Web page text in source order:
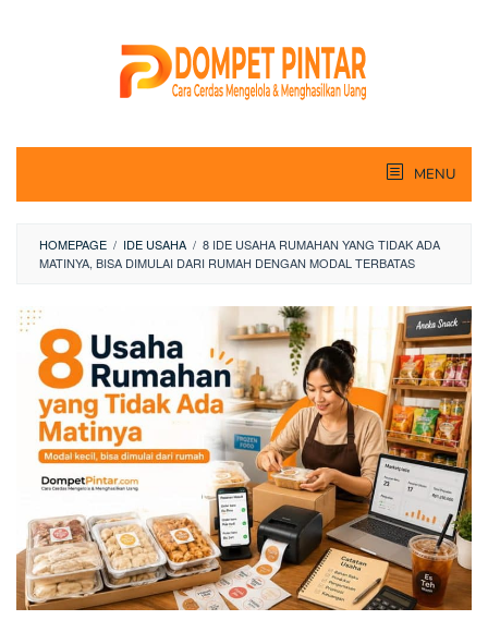
MENU
HOMEPAGE / IDE USAHA / 8 IDE USAHA RUMAHAN YANG TIDAK ADA
MATINYA, BISA DIMULAI DARI RUMAH DENGAN MODAL TERBATAS